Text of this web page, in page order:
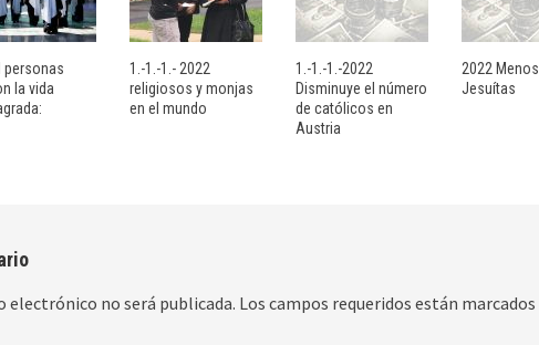
personas
la vida
1.-1.-1.- 2022
religiosos y monjas
en el mundo
1.-1.-1.-2022
Disminuye el número
de católicos en
Austria
2022 Menos
Jesuítas
electrónico no será publicada. Los campos requeridos están marcados